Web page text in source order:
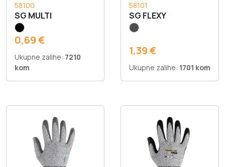
58100
SG MULTI
0,69 €
Ukupne zalihe: 7210
kom
58101
SG FLEXY
1,39 €
Ukupne zalihe: 1701 kom